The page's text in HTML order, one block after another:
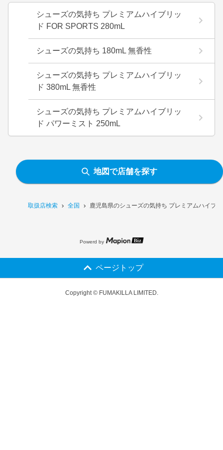
取扱店検索 全国 鹿児島県のシューズの気持ち プレミアムハイブ
シューズの気持ち プレミアムハイブリッ
ド FOR SPORTS 280mL
シューズの気持ち 180mL 無香性
シューズの気持ち プレミアムハイブリッ
ド 380mL 無香性
シューズの気持ち プレミアムハイブリッ
ド パワーミスト 250mL
地図で店舗を探す
Powerd by
ページトップ
Copyright © FUMAKILLA LIMITED.